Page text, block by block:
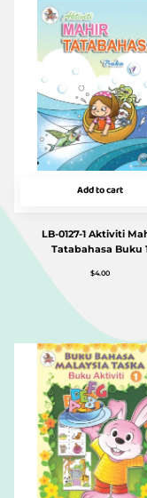
Add to cart
LB-0127-1 Aktiviti
Tatabahasa Buku
$4.00